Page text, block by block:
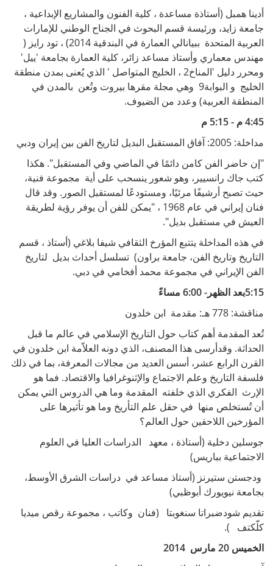
أدينا همبل (أستاذة مساعدة ، كلية الفنون والمشاريع الإبداعية ،
جامعة زايد، ورئيسة قسم البحوث في الجناح الوطني للإمارات
العربية المتحدة ببيانالي العمارة في البندقية 2014) ، تود رايز (
مهندس معماري وأستاذ مساعد زائر، كلية العمارة بجامعة 'ييل'
ومحرر دليل 'المناخ2 ، الخليج المتواصل ' الذي يُعنى بمدن منطقة
الخليج و البوابة9 وهي مجلة مقرها بيروت وتُعن بالمدن في
المنطقة العربية) وعدد من الضيوف.
4:45 م - 5:15 م
مداخلة: 2005: آفاق المستقبل البديل لتاريخ الفن بين إيران ودبي
"إن حاضر الفن كامن دائمًا في الماضي وفي المستقبل". هكذا
كتب جاك رانسيير، وهو شعور ينسحب على أية مجموعة فنية،
حيث تصبح أرشيفًا مرئيًا، ومستودعًا لمستقبل الصور. وقد قال
فنان إيراني في عام 1968 ، "يمكن للفن أن يوفر رؤية لطريقة
العيش في مستقبل بديل".
في هذه المداخلة يتتبع المؤرخ الثقافي شيفا بلاغي (أستاذ ، قسم
التاريخ وتاريخ الفن، جامعة براون) تسلسل أحداث بديل لتاريخ
الفن الإيراني في مجموعة محمد أفخامي في دبي.
5:15بعد الظهر- 6:00 مساءً
مناقشة: 778 هـ: مقدمة ابن خلدون
تُعد المقدمة أهم كتاب حول التاريخ الإسلامي في عالم ما قبل
الحداثة. وقدأرسى هذا المصنف، الذي دونه العلاّمة ابن خلدون في
القرن الرابع عشر، أسس العديد من مجالات المعرفة، بما في ذلك
فلسفة التاريخ وعلم الاجتماع والإثنوغرافيا والاقتصاد. فما هو
الإرث الفكري الذي خلفته المقدمة وما هي الدروس التي يمكن
أن تُستخلص منها في حقل علم التأريخ وما هو تأثيرها على
المؤرخين اللاحقين حول العالم؟
جوسلين دخلية (أستاذة ، معهد الدراسات العليا في العلوم
الاجتماعية بباريس)
ودجستن ستيرنز (أستاذ مساعد في دراسات الشرق الأوسط،
بجامعة نيويورك أبوظبي)
تقديم شودضبراتا سنغوبتا (فنان وكاتب ، مجموعة رقص ميديا
كلّكتف ).
الخميس 20 مارس 2014